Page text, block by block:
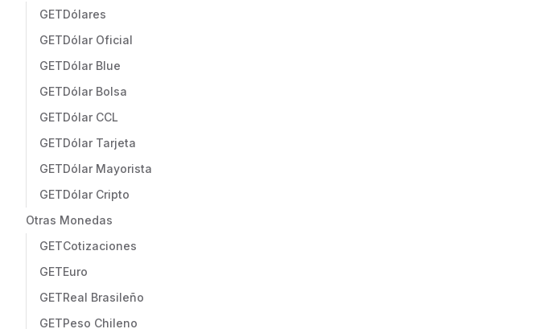
GETDólares
GETDólar Oficial
GETDólar Blue
GETDólar Bolsa
GETDólar CCL
GETDólar Tarjeta
GETDólar Mayorista
GETDólar Cripto
Otras Monedas
GETCotizaciones
GETEuro
GETReal Brasileño
GETPeso Chileno